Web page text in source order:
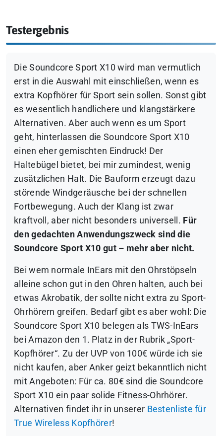
Testergebnis
Die Soundcore Sport X10 wird man vermutlich
erst in die Auswahl mit einschließen, wenn es
extra Kopfhörer für Sport sein sollen. Sonst gibt
es wesentlich handlichere und klangstärkere
Alternativen. Aber auch wenn es um Sport
geht, hinterlassen die Soundcore Sport X10
einen eher gemischten Eindruck! Der
Haltebügel bietet, bei mir zumindest, wenig
zusätzlichen Halt. Die Bauform erzeugt dazu
störende Windgeräusche bei der schnellen
Fortbewegung. Auch der Klang ist zwar
kraftvoll, aber nicht besonders universell. Für
den gedachten Anwendungszweck sind die
Soundcore Sport X10 gut – mehr aber nicht.
Bei wem normale InEars mit den Ohrstöpseln
alleine schon gut in den Ohren halten, auch bei
etwas Akrobatik, der sollte nicht extra zu Sport-
Ohrhörern greifen. Bedarf gibt es aber wohl: Die
Soundcore Sport X10 belegen als TWS-InEars
bei Amazon den 1. Platz in der Rubrik „Sport-
Kopfhörer“. Zu der UVP von 100€ würde ich sie
nicht kaufen, aber Anker geizt bekanntlich nicht
mit Angeboten: Für ca. 80€ sind die Soundcore
Sport X10 ein paar solide Fitness-Ohrhörer.
Alternativen findet ihr in unserer Bestenliste für
True Wireless Kopfhörer!